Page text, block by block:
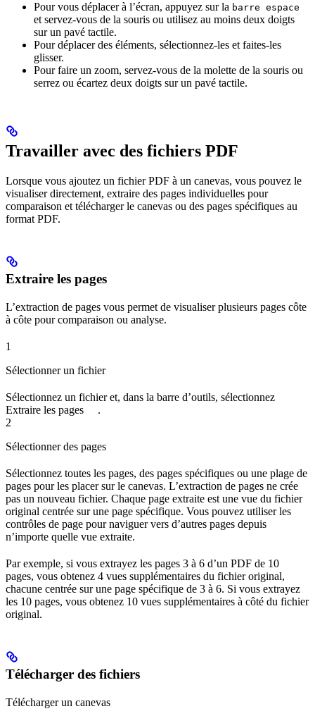
Pourvous déplacer à l’écran, appuyez sur la barre espace
et servez-vous de la souris ou utilisez au moins deux doigts
sur un pavé tactile.
Pourdéplacerdes éléments, sélectionnez-les et faites-les
glisser.
Pourfaire un zoom, servez-vous de la molette de la souris ou
serrez ou écartez deux doigts sur un pavé tactile.
Travailler avec des fichiers PDF
Lorsque vous ajoutez un fichier PDF à un canevas, vous pouvez le
visualiser directement, extraire des pages individuelles pour
comparaison et télécharger le canevas ou des pages spécifiques au
format PDF.
Extraire les pages
L’extraction de pages vous permet de visualiser plusieurs pages côte
à côte pour comparaison ou analyse.
1
Sélectionner un fichier
Sélectionnez un fichier et, dans la barre d’outils, sélectionnez
Extraire les pages
.
2
Sélectionner des pages
Sélectionnez toutes les pages, des pages spécifiques ou une plage de
pages pour les placer sur le canevas. L’extraction de pages ne crée
pas un nouveau fichier. Chaque page extraite est une vue du fichier
original centrée sur une page spécifique. Vous pouvez utiliser les
contrôles de page pour naviguer vers d’autres pages depuis
n’importe quelle vue extraite.
Par exemple, si vous extrayez les pages 3 à 6 d’un PDF de 10
pages, vous obtenez 4 vues supplémentaires du fichier original,
chacune centrée sur une page spécifique de 3 à 6. Si vous extrayez
les 10 pages, vous obtenez 10 vues supplémentaires à côté du fichier
original.
Télécharger des fichiers
Télécharger un canevas